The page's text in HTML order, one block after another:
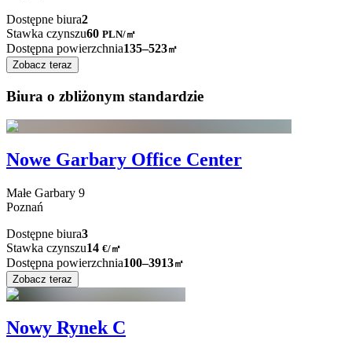
Dostępne biura2
Stawka czynszu60 PLN/㎡
Dostępna powierzchnia135–523㎡
Zobacz teraz
Biura o zbliżonym standardzie
Nowe Garbary Office Center
Małe Garbary 9
Poznań
Dostępne biura3
Stawka czynszu14 €/㎡
Dostępna powierzchnia100–3913㎡
Zobacz teraz
Nowy Rynek C